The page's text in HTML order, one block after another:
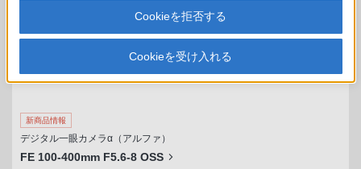
新商品情報
デジタル一眼カメラα（アルファ）
FE 100-400mm F5.6-8 OSS
Cookieを拒否する
Cookieを受け入れる